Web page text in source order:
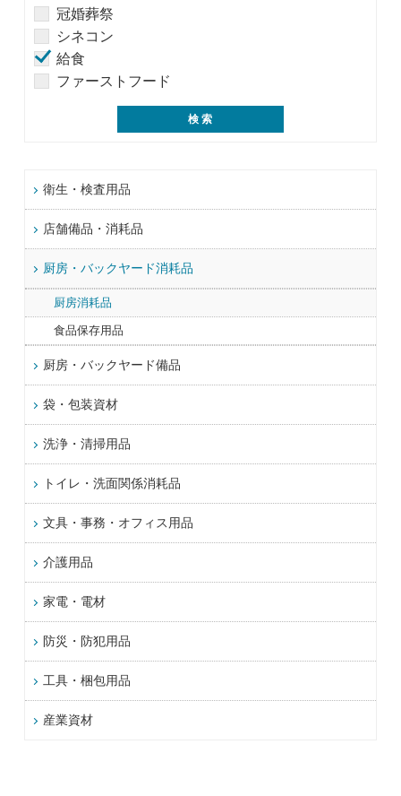
冠婚葬祭
シネコン
給食
ファーストフード
衛生・検査用品
店舗備品・消耗品
厨房・バックヤード消耗品
厨房消耗品
食品保存用品
厨房・バックヤード備品
袋・包装資材
洗浄・清掃用品
トイレ・洗面関係消耗品
文具・事務・オフィス用品
介護用品
家電・電材
防災・防犯用品
工具・梱包用品
産業資材